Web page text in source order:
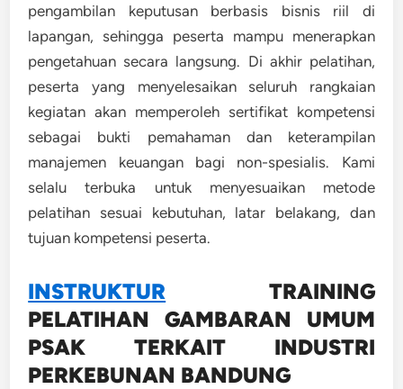
pengambilan keputusan berbasis bisnis riil di
lapangan, sehingga peserta mampu menerapkan
pengetahuan secara langsung. Di akhir pelatihan,
peserta yang menyelesaikan seluruh rangkaian
kegiatan akan memperoleh sertifikat kompetensi
sebagai bukti pemahaman dan keterampilan
manajemen keuangan bagi non-spesialis. Kami
selalu terbuka untuk menyesuaikan metode
pelatihan sesuai kebutuhan, latar belakang, dan
tujuan kompetensi peserta.
INSTRUKTUR TRAINING
PELATIHAN GAMBARAN UMUM
PSAK TERKAIT INDUSTRI
PERKEBUNAN BANDUNG